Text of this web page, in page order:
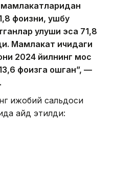
мамлакатларидан
фоизни, ушбу
улуши эса 71,8
Мамлакат ичидаги
2024 йилнинг мос
фоизга ошган”, —
ижобий сальдоси
қайд этилди: